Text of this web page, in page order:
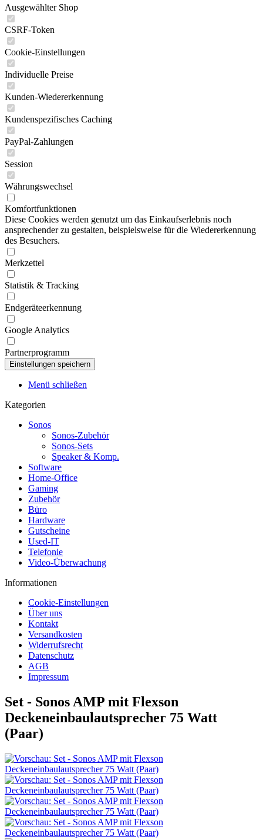
Ausgewählter Shop
CSRF-Token
Cookie-Einstellungen
Individuelle Preise
Kunden-Wiedererkennung
Kundenspezifisches Caching
PayPal-Zahlungen
Session
Währungswechsel
Komfortfunktionen
Diese Cookies werden genutzt um das Einkaufserlebnis noch
ansprechender zu gestalten, beispielsweise für die Wiedererkennung
des Besuchers.
Merkzettel
Statistik & Tracking
Endgeräteerkennung
Google Analytics
Partnerprogramm
Menü schließen
Kategorien
Sonos
Sonos-Zubehör
Sonos-Sets
Speaker & Komp.
Software
Home-Office
Gaming
Zubehör
Büro
Hardware
Gutscheine
Used-IT
Telefonie
Video-Überwachung
Informationen
Cookie-Einstellungen
Über uns
Kontakt
Versandkosten
Widerrufsrecht
Datenschutz
AGB
Impressum
Set - Sonos AMP mit Flexson
Deckeneinbaulautsprecher 75 Watt
(Paar)